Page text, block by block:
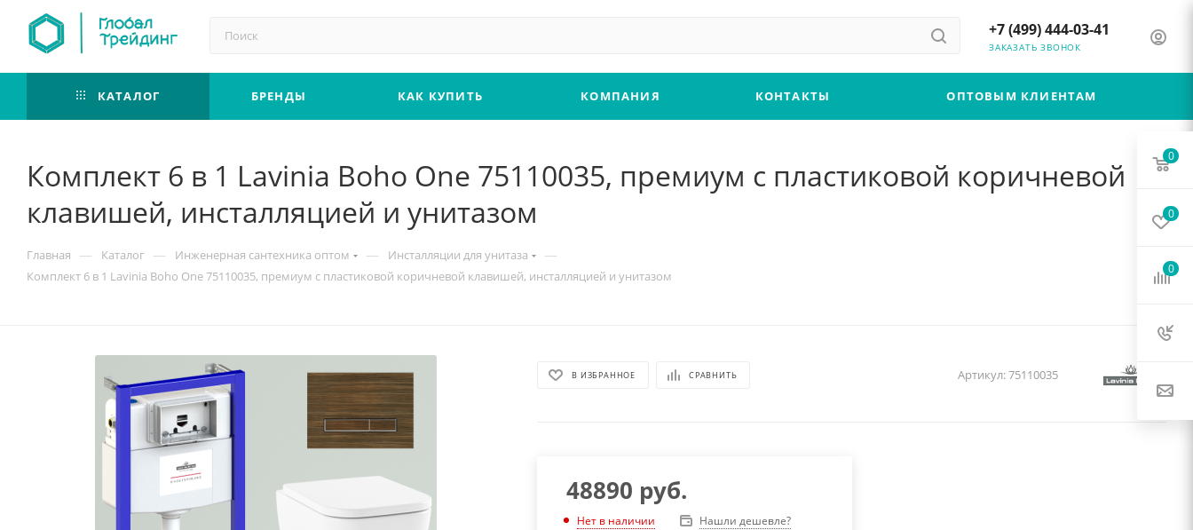
+7 (499) 444-03-41
ЗАКАЗАТЬ ЗВОНОК
КАТАЛОГ БРЕНДЫ КАК КУПИТЬ КОМПАНИЯ КОНТАКТЫ ОПТОВЫМ КЛИЕНТАМ
Комплект 6 в 1 Lavinia Boho One 75110035, премиум с пластиковой коричневой
клавишей, инсталляцией и унитазом
Главная — Каталог — Инженерная сантехника оптом — Инсталляции для унитаза —
Комплект 6 в 1 Lavinia Boho One 75110035, премиум с пластиковой коричневой клавишей, инсталляцией и унитазом
В ИЗБРАННОЕ СРАВНИТЬ Артикул:75110035
48890 руб.
Нет в наличии Нашли дешевле?
0
0
0